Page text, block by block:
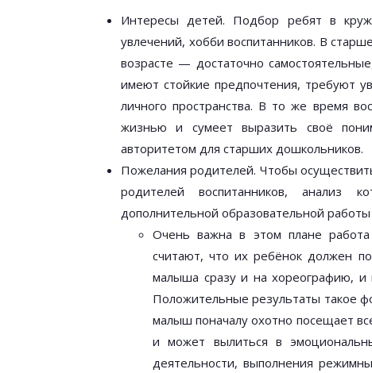
Интересы детей. Подбор ребят в
увлечений, хобби воспитанников. В
возрасте — достаточно
имеют стойкие предпочтения, требуют
личного пространства. В то же время
жизнью и сумеет выразить своё
авторитетом для старших дошкольников.
Пожелания родителей. Чтобы
родителей воспитанников, анализ
дополнительной образовательной
Очень важна в этом плане
считают, что их ребёнок должен
малыша сразу и на хореографию, и
Положительные результаты такое
малыш поначалу охотно посещает
и может вылиться в
деятельности, выполнения